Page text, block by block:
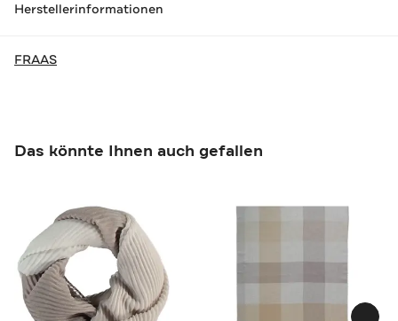
Herstellerinformationen
FRAAS
Das könnte Ihnen auch gefallen